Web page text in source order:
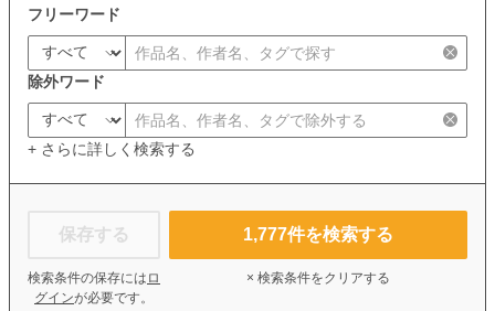
フリーワード
除外ワード
+ さらに詳しく検索する
保存する
検索条件の保存には ロ
グインが必要です。
1,777件を検索する
× 検索条件をクリアする